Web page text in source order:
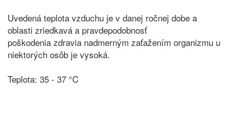
Uvedená teplota vzduchu je v danej ročnej dobe a
oblasti zriedkavá a pravdepodobnosť
poškodenia zdravia nadmerným zaťažením organizmu u
niektorých osôb je vysoká.
Teplota: 35 - 37 °C